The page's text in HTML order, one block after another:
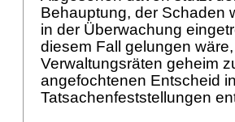
Behauptung, der Schaden
in der Überwachung
diesem Fall gelungen
Verwaltungsräten geheim
angefochtenen Entscheid
Tatsachenfeststellungen